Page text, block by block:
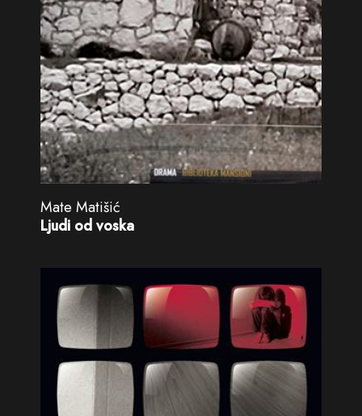
Mate Matišić
Ljudi od voska